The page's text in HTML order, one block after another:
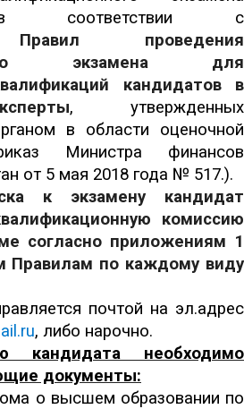
в соответствии с
Правил проведения
экзамена для
кандидатов в
, утвержденных
в области оценочной
Министра финансов
от 5 мая 2018 года № 517.).
к экзамену кандидат
комиссию
согласно приложениям 1
Правилам по каждому виду
почтой на эл.адрес
, либо нарочно.
кандидата необходимо
документы:
о высшем образовании по